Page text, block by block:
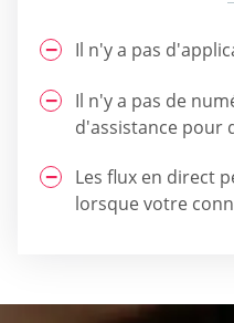
Il n'y a pas
Il n'y a pas de
d'assistance pour
Les flux en direct
lorsque votre